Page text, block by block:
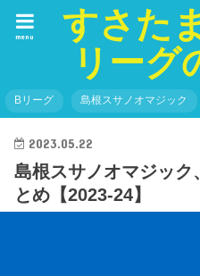
すさた
リーグ
menu
Bリーグ 島根スサノオマジック
2023.05.22
島根スサノオマジック
とめ【2023-24】